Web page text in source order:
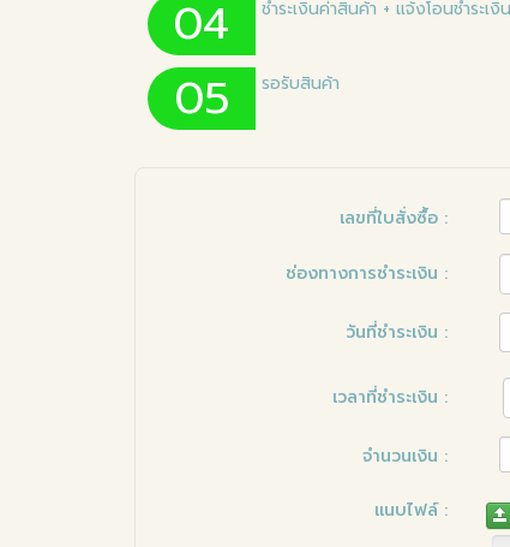
04 ชำระเงินค่าสินค้า + แจ้งโอนชำระ
05 รอรับสินค้า
เลขที่ใบสั่งซื้อ :
ช่องทางการชำระเงิน :
วันที่ชำระเงิน :
เวลาที่ชำระเงิน :
จำนวนเงิน :
แนบไฟล์: